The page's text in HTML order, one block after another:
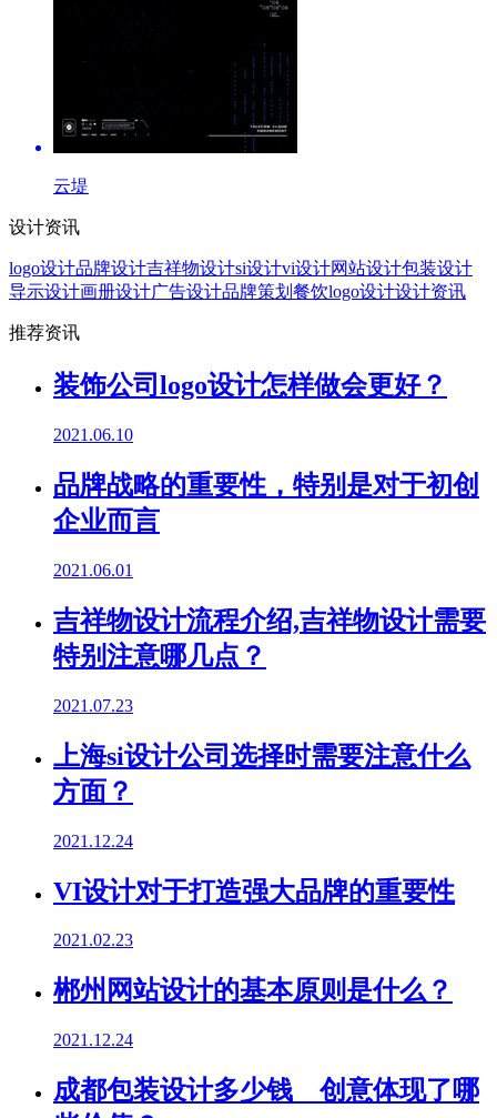
云堤
设计资讯
logo设计品牌设计吉祥物设计si设计vi设计网站设计包装设计
导示设计画册设计广告设计品牌策划 餐饮logo设计设计资讯
推荐资讯
装饰公司logo设计怎样做会更好？
2021.06.10
品牌战略的重要性，特别是对于初创
企业而言
2021.06.01
吉祥物设计流程介绍,吉祥物设计需要
特别注意哪几点？
2021.07.23
上海si设计公司选择时需要注意什么
方面？
2021.12.24
VI设计对于打造强大品牌的重要性
2021.02.23
郴州网站设计的基本原则是什么？
2021.12.24
成都包装设计多少钱 创意体现了哪